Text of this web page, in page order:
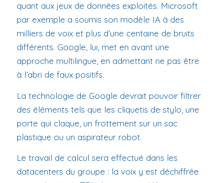
quant aux jeux de données exploités. Microsoft
par exemple a soumis son modèle IA à des
milliers de voix et plus d’une centaine de bruits
différents. Google, lui, met en avant une
approche multilingue, en admettant ne pas être
à l’abri de faux positifs.
La technologie de Google devrait pouvoir filtrer
des éléments tels que les cliquetis de stylo, une
porte qui claque, un frottement sur un sac
plastique ou un aspirateur robot.
Le travail de calcul sera effectué dans les
datacenters du groupe : la voix y est déchiffrée